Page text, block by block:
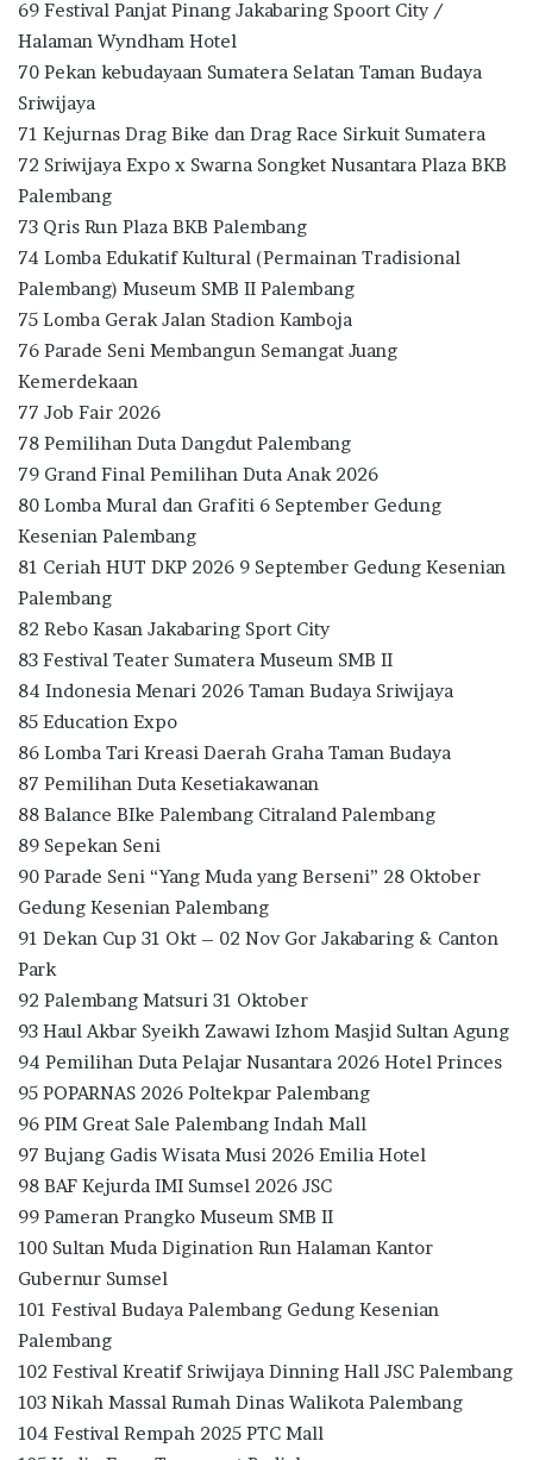
69 Festival Panjat Pinang Jakabaring Spoort City /
Halaman Wyndham Hotel
70 Pekan kebudayaan Sumatera Selatan Taman Budaya
Sriwijaya
71 Kejurnas Drag Bike dan Drag Race Sirkuit Sumatera
72 Sriwijaya Expo x Swarna Songket Nusantara Plaza BKB
Palembang
73 Qris Run Plaza BKB Palembang
74 Lomba Edukatif Kultural (Permainan Tradisional
Palembang) Museum SMB II Palembang
75 Lomba Gerak Jalan Stadion Kamboja
76 Parade Seni Membangun Semangat Juang
Kemerdekaan
77 Job Fair 2026
78 Pemilihan Duta Dangdut Palembang
79 Grand Final Pemilihan Duta Anak 2026
80 Lomba Mural dan Grafiti 6 September Gedung
Kesenian Palembang
81 Ceriah HUT DKP 2026 9 September Gedung Kesenian
Palembang
82 Rebo Kasan Jakabaring Sport City
83 Festival Teater Sumatera Museum SMB II
84 Indonesia Menari 2026 Taman Budaya Sriwijaya
85 Education Expo
86 Lomba Tari Kreasi Daerah Graha Taman Budaya
87 Pemilihan Duta Kesetiakawanan
88 Balance BIke Palembang Citraland Palembang
89 Sepekan Seni
90 Parade Seni “Yang Muda yang Berseni” 28 Oktober
Gedung Kesenian Palembang
91 Dekan Cup 31 Okt – 02 Nov Gor Jakabaring & Canton
Park
92 Palembang Matsuri 31 Oktober
93 Haul Akbar Syeikh Zawawi Izhom Masjid Sultan Agung
94 Pemilihan Duta Pelajar Nusantara 2026 Hotel Princes
95 POPARNAS 2026 Poltekpar Palembang
96 PIM Great Sale Palembang Indah Mall
97 Bujang Gadis Wisata Musi 2026 Emilia Hotel
98 BAF Kejurda IMI Sumsel 2026 JSC
99 Pameran Prangko Museum SMB II
100 Sultan Muda Digination Run Halaman Kantor
Gubernur Sumsel
101 Festival Budaya Palembang Gedung Kesenian
Palembang
102 Festival Kreatif Sriwijaya Dinning Hall JSC Palembang
103 Nikah Massal Rumah Dinas Walikota Palembang
104 Festival Rempah 2025 PTC Mall